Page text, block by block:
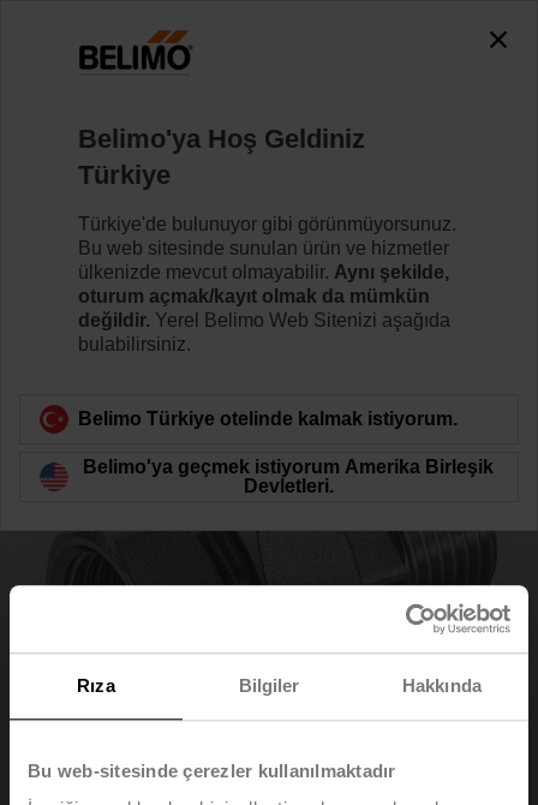
Rıza Bilgiler Hakkında
Bu web-sitesinde çerezler kullanılmaktadır
ZR2320
Ürün kategorisine dön
Belimo'ya Hoş Geldiniz
Türkiye
Türkiye'de bulunuyor gibi görünmüyorsunuz.
Bu web sitesinde sunulan ürün ve hizmetler
ülkenizde mevcut olmayabilir. Aynı şekilde,
oturum açmak/kayıt olmak da mümkün
değildir. Yerel Belimo Web Sitenizi aşağıda
bulabilirsiniz.
Belimo Türkiye otelinde kalmak istiyorum.
Belimo'ya geçmek istiyorum Amerika Birleşik
Devletleri.